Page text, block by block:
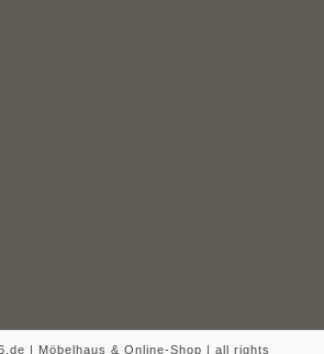
| Möbelhaus & Online-Shop | all rights